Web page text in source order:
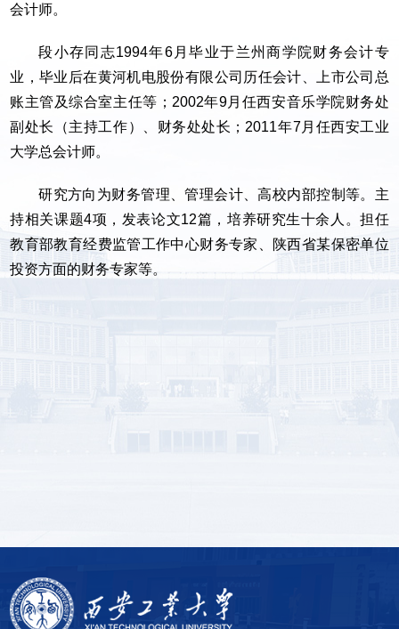
会计师。
段小存同志1994年6月毕业于兰州商学院财务会计专
业，毕业后在黄河机电股份有限公司历任会计、上市公司总
账主管及综合室主任等；2002年9月任西安音乐学院财务处
副处长（主持工作）、财务处处长；2011年7月任西安工业
大学总会计师。
研究方向为财务管理、管理会计、高校内部控制等。主
持相关课题4项，发表论文12篇，培养研究生十余人。担任
教育部教育经费监管工作中心财务专家、陕西省某保密单位
投资方面的财务专家等。